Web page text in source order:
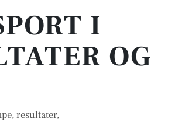
I
OG
resultater,